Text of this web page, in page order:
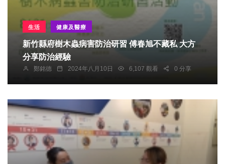
生活 健康及醫療
新竹縣府樹木蟲病害防治研習 傅春旭不藏私 大方
分享防治經驗
鄭銘德 2024年八月10日 6,107 觀看 0 分享